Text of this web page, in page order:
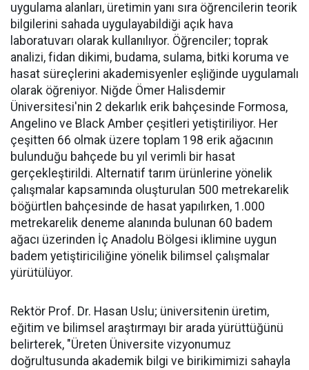
uygulama alanları, üretimin yanı sıra öğrencilerin teorik
bilgilerini sahada uygulayabildiği açık hava
laboratuvarı olarak kullanılıyor. Öğrenciler; toprak
analizi, fidan dikimi, budama, sulama, bitki koruma ve
hasat süreçlerini akademisyenler eşliğinde uygulamalı
olarak öğreniyor. Niğde Ömer Halisdemir
Üniversitesi'nin 2 dekarlık erik bahçesinde Formosa,
Angelino ve Black Amber çeşitleri yetiştiriliyor. Her
çeşitten 66 olmak üzere toplam 198 erik ağacının
bulunduğu bahçede bu yıl verimli bir hasat
gerçekleştirildi. Alternatif tarım ürünlerine yönelik
çalışmalar kapsamında oluşturulan 500 metrekarelik
böğürtlen bahçesinde de hasat yapılırken, 1.000
metrekarelik deneme alanında bulunan 60 badem
ağacı üzerinden İç Anadolu Bölgesi iklimine uygun
badem yetiştiriciliğine yönelik bilimsel çalışmalar
yürütülüyor.
Rektör Prof. Dr. Hasan Uslu; üniversitenin üretim,
eğitim ve bilimsel araştırmayı bir arada yürüttüğünü
belirterek, "Üreten Üniversite vizyonumuz
doğrultusunda akademik bilgi ve birikimimizi sahayla